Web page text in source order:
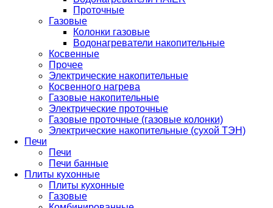
Проточные
Газовые
Колонки газовые
Водонагреватели накопительные
Косвенные
Прочее
Электрические накопительные
Косвенного нагрева
Газовые накопительные
Электрические проточные
Газовые проточные (газовые колонки)
Электрические накопительные (сухой ТЭН)
Печи
Печи
Печи банные
Плиты кухонные
Плиты кухонные
Газовые